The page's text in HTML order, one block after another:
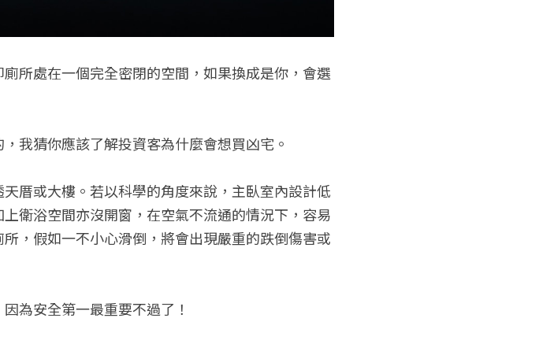
所處在一個完全密閉的空間，如果換成是你，會選
我猜你應該了解投資客為什麼會想買凶宅。
厝或大樓。若以科學的角度來說，主臥室內設計低
衛浴空間亦沒開窗，在空氣不流通的情況下，容易
，假如一不小心滑倒，將會出現嚴重的跌倒傷害或
為安全第一最重要不過了！